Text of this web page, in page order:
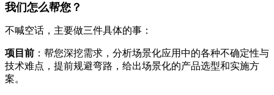
我们怎么帮您？
不喊空话，主要做三件具体的事：
项目前 ：帮您深挖需求，分析场景化应用中的各种不确定性与
技术难点，提前规避弯路，给出场景化的产品选型和实施方
案。